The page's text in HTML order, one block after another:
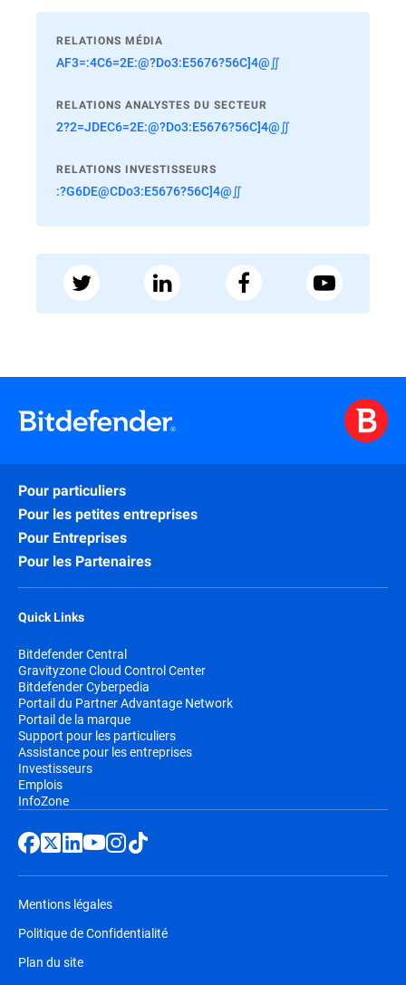
RELATIONS MÉDIA
AF3=:4C6=2E:@?Do3:E5676?56C]4@∬
RELATIONS ANALYSTES DU SECTEUR
2?2=JDEC6=2E:@?Do3:E5676?56C]4@∬
RELATIONS INVESTISSEURS
:?G6DE@CDo3:E5676?56C]4@∬
Pour particuliers
Pour les petites entreprises
Pour Entreprises
Pour les Partenaires
Quick Links
Bitdefender Central
Gravityzone Cloud Control Center
Bitdefender Cyberpedia
Portail du Partner Advantage Network
Portail de la marque
Support pour les particuliers
Assistance pour les entreprises
Investisseurs
Emplois
InfoZone
Mentions légales
Politique de Confidentialité
Plan du site